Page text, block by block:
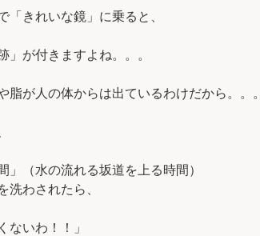
「きれいな鏡」に乗ると、
」が付きますよね。。。
脂が人の体からは出ているわけだから。。。
」（水の流れる坂道を上る時間）
洗わされたら、
ないわ！！」